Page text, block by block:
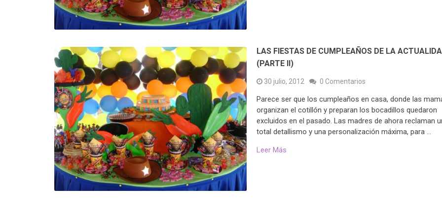
LAS FIESTAS DE CUMPLEAÑOS DE LA
(PARTE II)
30 julio, 2012 0 Comentarios
Parece ser que los cumpleaños en casa, donde las
organizan el cotillón y preparan los bocadillos quedaron
excluidos en el pasado. Las madres de ahora reclaman
total detallismo y una personalización máxima, para …
Leer Más